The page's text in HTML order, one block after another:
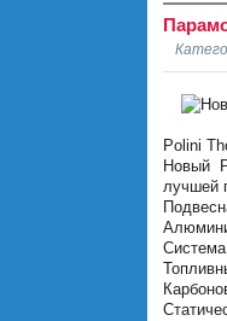
Polini
Новый
лучшей
Система